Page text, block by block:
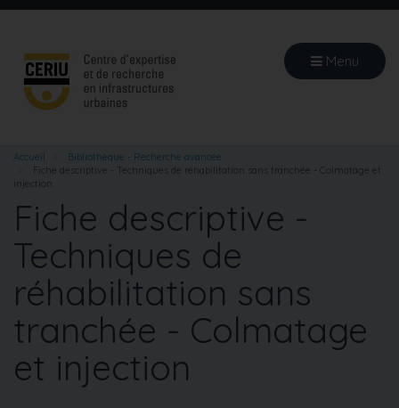
Aller
principal
Menu
Accueil
Bibliothèque - Recherche avancée
Fiche descriptive - Techniques de réhabilitation sans tranchée - Colmatage et
injection
Fiche descriptive -
Techniques de
réhabilitation sans
tranchée - Colmatage
et injection